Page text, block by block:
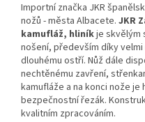
Importní značka JKR
nožů - města Albacete. JKR
kamufláž, hliníkje skvělým
nošení, především díky
dlouhému ostří. Nůž dále
nechtěnému zavření,
kamufláže a na konci nože je
bezpečnostní řezák.
kvalitním zpracováním.